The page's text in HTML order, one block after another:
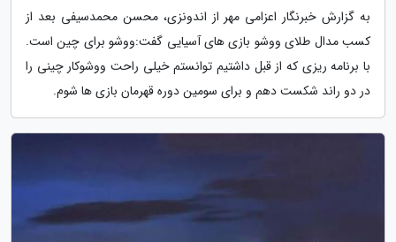
به گزارش خبرنگار اعزامی مهر از اندونزی، محسن محمدسیفی بعد از
کسب مدال طلای ووشو بازی های آسیایی گفت:ووشو برای چین است.
با برنامه ریزی که از قبل داشتیم توانستم خیلی راحت ووشوکار چینی را
در دو راند شکست دهم و برای سومین دوره قهرمان بازی ها شوم.